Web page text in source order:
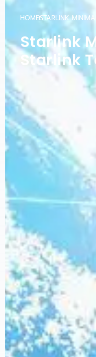
HOMESTARLINK
Starlink
Starlink